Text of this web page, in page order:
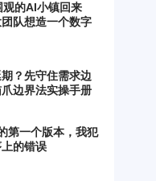
观的AI小镇回来
队想造一个数字
？先守住需求边
边界法实操手册
第一个版本，我犯
的错误